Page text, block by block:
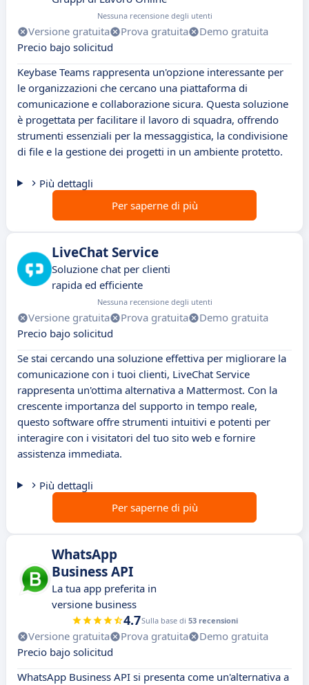
Nessuna recensione degli utenti
Versione gratuita Prova gratuita
Demo gratuita
Precio bajo solicitud
Keybase Teams rappresenta un'opzione interessante per
le organizzazioni che cercano una piattaforma di
comunicazione e collaborazione sicura. Questa soluzione
è progettata per facilitare il lavoro di squadra, offrendo
strumenti essenziali per la messaggistica, la condivisione
di file e la gestione dei progetti in un ambiente protetto.
Più dettagli
Per saperne di più
LiveChat Service
Soluzione chat per clienti
rapida ed efficiente
Nessuna recensione degli utenti
Versione gratuita Prova gratuita
Demo gratuita
Precio bajo solicitud
Se stai cercando una soluzione effettiva per migliorare la
comunicazione con i tuoi clienti, LiveChat Service
rappresenta un'ottima alternativa a Mattermost. Con la
crescente importanza del supporto in tempo reale,
questo software offre strumenti intuitivi e potenti per
interagire con i visitatori del tuo sito web e fornire
assistenza immediata.
Più dettagli
Per saperne di più
WhatsApp
Business API
La tua app preferita in
versione business
4.7Sulla base di 53 recensioni
Versione gratuita Prova gratuita
Demo gratuita
Precio bajo solicitud
WhatsApp Business API si presenta come un'alternativa a